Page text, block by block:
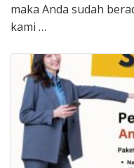
maka Anda sudah
kami …